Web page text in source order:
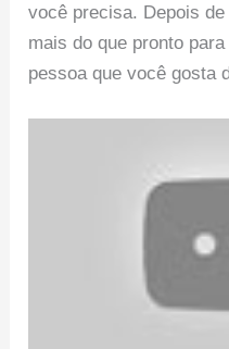
você precisa. Depois
mais do que pronto
pessoa que você gosta